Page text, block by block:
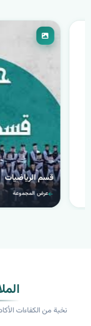
قسم الریاضیات
عرض المجموعة
نخبة من الكفاءات